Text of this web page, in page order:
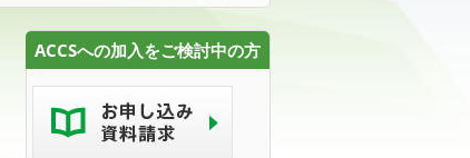
ACCSへの加入をご検討中の方